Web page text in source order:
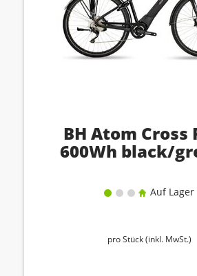
BH Atom Cross
600Wh black/
Auf Lager
pro Stück (inkl. MwSt.)